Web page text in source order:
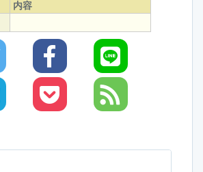
内容